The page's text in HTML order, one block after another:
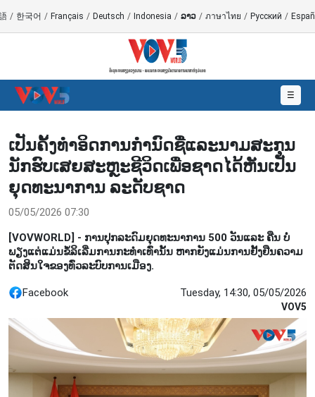
/ 한국어 / Français / Deutsch / Indonesia / ລາວ / ภาษาไทย / Русский /
☰
ເປັນ​ຄັ້ງ​ທຳ​ອິດ​ການ​ກຳ​ນົດ​ຊື່​ແລະນາມ​ສະ​ກຸນ​
ນັກ​ຮົບ​ເສຍ​ສະຫຼະ​ຊີ​ວິດ​ເພື່ອ​ຊາດ​ໄດ້​ຫັນ​ເປັນ​
ຍຸດ​ທະ​ນາ​ການ ​ລະ​ດັບ​ຊາດ
05/05/2026 07:30
[VOVWORLD] - ການ​ປຸກ​ລະ​ດົມ​ຍຸດ​ທະ​ນາ​ການ 500 ວັນ​ແລະ ຄືນ ບໍ່​
ພຽງ​ແຕ່​ແມ່ນ​ຂໍ້​ລິ​ເລີ່ມ​​ການກະ​ທຳ​ເທົ່າ​ນັ້ນ ຫາກ​ຍັງ​ແມ່ນ​ການ​ຢັ້ງ​ຢືນ​ຄວາມ​
ຕັດ​ສິນ​ໃຈ​ຂອງ​ທົ່ວ​ລະ​ບົບ​ການ​ເມືອງ.
Facebook Tuesday, 14:30, 05/05/2026
VOV5